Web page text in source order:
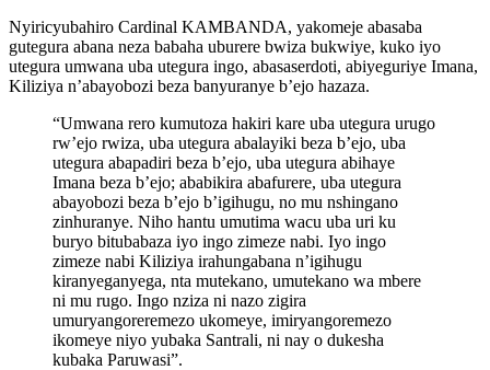
Nyiricyubahiro Cardinal KAMBANDA, yakomeje abasaba
gutegura abana neza babaha uburere bwiza bukwiye, kuko iyo
utegura umwana uba utegura ingo, abasaserdoti, abiyeguriye Imana,
Kiliziya n’abayobozi beza banyuranye b’ejo hazaza.
“Umwana rero kumutoza hakiri kare uba utegura urugo
rw’ejo rwiza, uba utegura abalayiki beza b’ejo, uba
utegura abapadiri beza b’ejo, uba utegura abihaye
Imana beza b’ejo; ababikira abafurere, uba utegura
abayobozi beza b’ejo b’igihugu, no mu nshingano
zinhuranye. Niho hantu umutima wacu uba uri ku
buryo bitubabaza iyo ingo zimeze nabi. Iyo ingo
zimeze nabi Kiliziya irahungabana n’igihugu
kiranyeganyega, nta mutekano, umutekano wa mbere
ni mu rugo. Ingo nziza ni nazo zigira
umuryangoreremezo ukomeye, imiryangoremezo
ikomeye niyo yubaka Santrali, ni nay o dukesha
kubaka Paruwasi”.